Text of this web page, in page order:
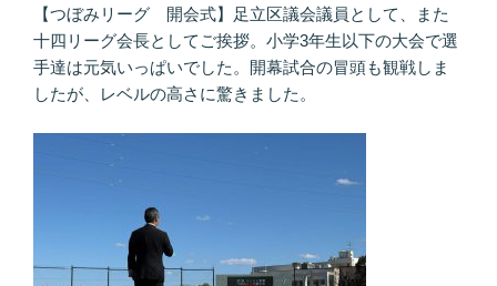
【つぼみリーグ 開会式】足立区議会議員として、また
十四リーグ会長としてご挨拶。小学3年生以下の大会で選
手達は元気いっぱいでした。開幕試合の冒頭も観戦しま
したが、レベルの高さに驚きました。